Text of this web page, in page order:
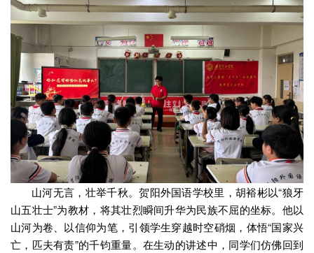
山河无言，壮举千秋。贺阳外国语学校里，胡裕彬以“狼牙
山五壮士”为教材，将其壮烈瞬间升华为民族不屈的坐标。他以
山河为卷、以信仰为笔，引领学生穿越时空硝烟，体悟“国家兴
亡，匹夫有责”的千钧重量。在生动的讲述中，同学们仿佛回到